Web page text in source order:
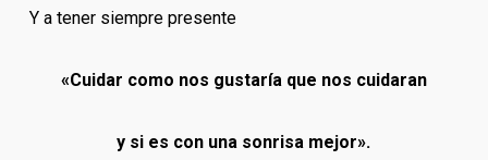
Y a tener siempre presente
«Cuidar como nos gustaría que nos cuidaran
y si es con una sonrisa mejor».